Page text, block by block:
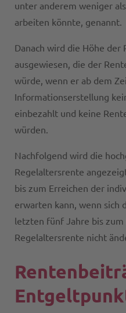
unter anderem weniger
arbeiten könnte, genannt.
Danach wird die Höhe der
ausgewiesen, die der
würde, wenn er ab dem
Informationserstellung
einbezahlt und keine
würden.
Nachfolgend wird die
Regelaltersrente
bis zum Erreichen der
erwarten kann, wenn sich
letzten fünf Jahre bis zum
Regelaltersrente nicht